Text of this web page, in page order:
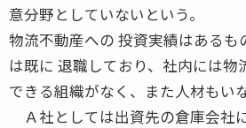
意分野としていないという。
物流不動産への 投資実績はあるも
は既に 退職しており、社内には物
できる組織がなく、また人材もい
Ａ社としては出資先の倉庫会社